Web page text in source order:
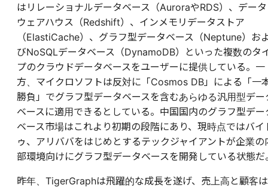
はリレーショナルデータベース（AuroraやRDS）、データ
ウェアハウス（Redshift）、インメモリデータストア
（ElastiCache）、グラフ型データベース（Neptune）お
びNoSQLデータベース（DynamoDB）といった複数のタ
プのクラウドデータベースをユーザーに提供している。一
方、マイクロソフトは反対に「Cosmos DB」による「一
勝負」でグラフ型データベースを含むあらゆる汎用型デー
ベースに適用できるとしている。中国国内のグラフ型デー
ベース市場はこれより初期の段階にあり、現時点ではバイ
ゥ、アリババをはじめとするテックジャイアントが企業の
部環境向けにグラフ型データベースを開発している状態だ
昨年、TigerGraphは飛躍的な成長を遂げ、売上高と顧客